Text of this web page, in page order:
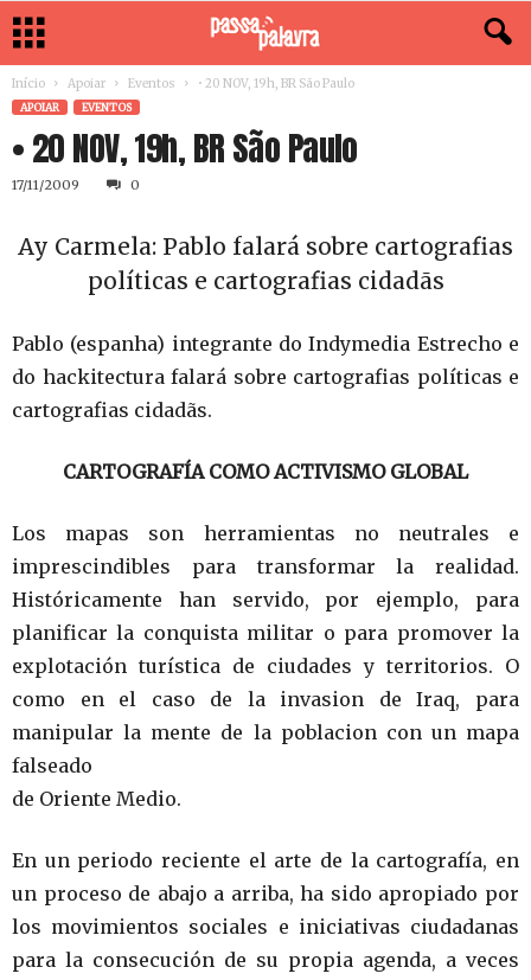
Início Apoiar Eventos • 20 NOV, 19h, BR São Paulo
APOIAR EVENTOS
• 20 NOV, 19h, BR São Paulo
17/11/2009 0
Ay Carmela: Pablo falará sobre cartografias
políticas e cartografias cidadãs
Pablo (espanha) integrante do Indymedia Estrecho e
do hackitectura falará sobre cartografias políticas e
cartografias cidadãs.
CARTOGRAFÍA COMO ACTIVISMO GLOBAL
Los mapas son herramientas no neutrales e
imprescindibles para transformar la realidad.
Históricamente han servido, por ejemplo, para
planificar la conquista militar o para promover la
explotación turística de ciudades y territorios. O
como en el caso de la invasion de Iraq, para
manipular la mente de la poblacion con un mapa
falseado
de Oriente Medio.
En un periodo reciente el arte de la cartografía, en
un proceso de abajo a arriba, ha sido apropiado por
los movimientos sociales e iniciativas ciudadanas
para la consecución de su propia agenda, a veces